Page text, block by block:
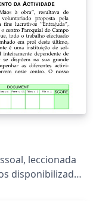
leccionada
disponibilizada
tendo estas